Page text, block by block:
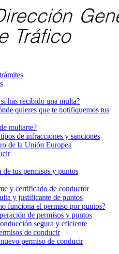
has recibido una multa?
quieres que te notifiquemos tus
multarte?
de infracciones y sanciones
de la Unión Europea
tus permisos y puntos
y certificado de conductor
y justificante de puntos
funciona el permiso por puntos?
de permisos y puntos
segura y eficiente
de conducir
permiso de conducir